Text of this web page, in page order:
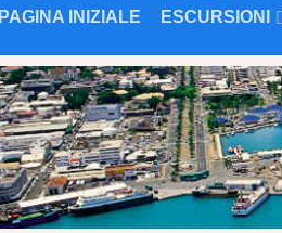
PAGINA INIZIALE ESCURSIONI